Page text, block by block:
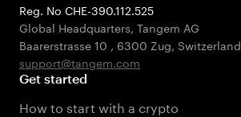
Reg. No CHE-390.112.525
Global Headquarters, Tangem AG
Baarerstrasse 10 , 6300 Zug, Switzerland
support@tangem.com
Get started
How to start with a crypto